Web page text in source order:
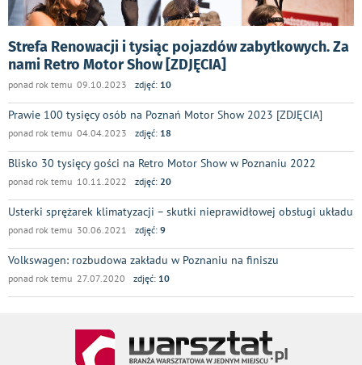
Strefa Renowacji i tysiąc pojazdów zabytkowych. Za
nami Retro Motor Show [ZDJĘCIA]
ponad rok temu 09.10.2023 zdjęć: 10
Prawie 100 tysięcy osób na Poznań Motor Show 2023 [ZDJĘCIA]
ponad rok temu 04.04.2023 zdjęć: 18
Blisko 30 tysięcy gości na Retro Motor Show w Poznaniu 2022
ponad rok temu 10.11.2022 zdjęć: 20
Usterki sprężarek klimatyzacji – skutki nieprawidłowej obsługi układu
ponad rok temu 30.06.2021 zdjęć: 9
Volkswagen: rozbudowa zakładu w Poznaniu na finiszu
ponad rok temu 27.07.2020 zdjęć: 10